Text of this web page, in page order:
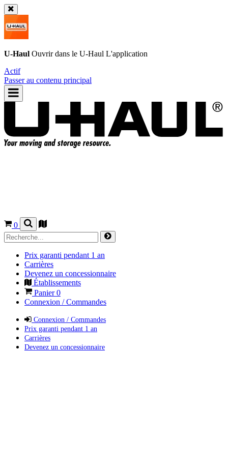
U-Haul Ouvrir dans le U-Haul L'application
Actif
Passer au contenu principal
0
Prix garanti pendant 1 an
Carrières
Devenez un concessionnaire
Établissements
Panier0
Connexion / Commandes
Connexion / Commandes
Prix garanti pendant 1 an
Carrières
Devenez un concessionnaire